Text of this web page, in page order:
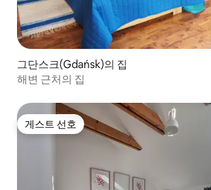
그단스크(Gdańsk)의 집
해변 근처의 집
게스트 선호
게스트 선호